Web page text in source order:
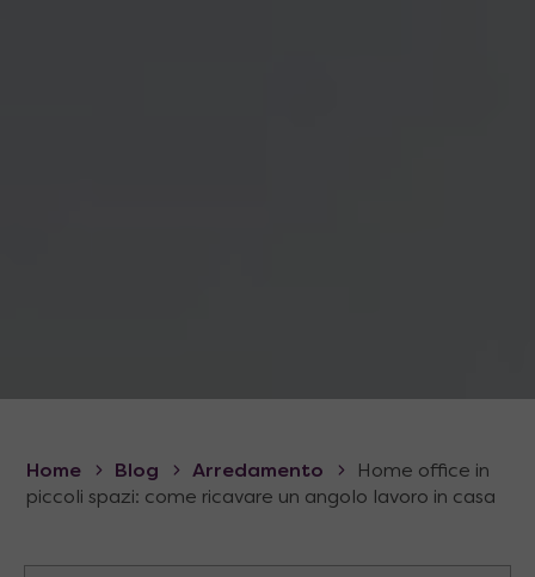
Home Blog Arredamento
Home office in
piccoli spazi: come ricavare un angolo lavoro in casa